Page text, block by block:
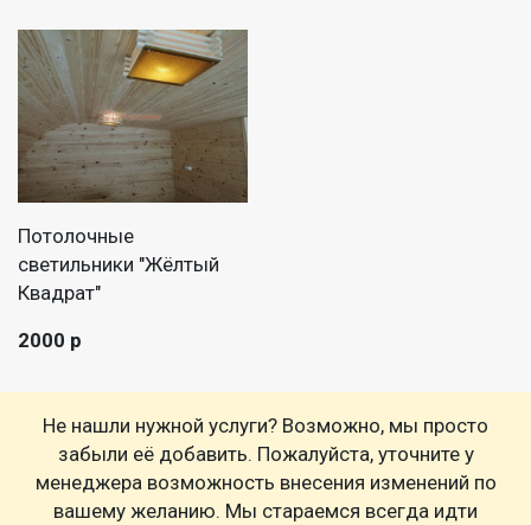
Потолочные
светильники "Жёлтый
Квадрат"
2000 р
Не нашли нужной услуги? Возможно, мы просто
забыли её добавить. Пожалуйста, уточните у
менеджера возможность внесения изменений по
вашему желанию. Мы стараемся всегда идти